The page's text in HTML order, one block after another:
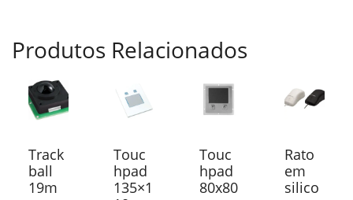
Produtos Relacionados
Track
ball
19m
Touc
hpad
135×1
Touc
hpad
80x80
Rato
em
silico